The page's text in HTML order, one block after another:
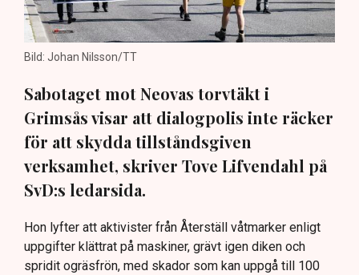
Bild: Johan Nilsson/TT
Sabotaget mot Neovas torvtäkt i
Grimsås visar att dialogpolis inte räcker
för att skydda tillståndsgiven
verksamhet, skriver Tove Lifvendahl på
SvD:s ledarsida.
Hon lyfter att aktivister från Återställ våtmarker enligt
uppgifter klättrat på maskiner, grävt igen diken och
spridit ogräsfrön, med skador som kan uppgå till 100